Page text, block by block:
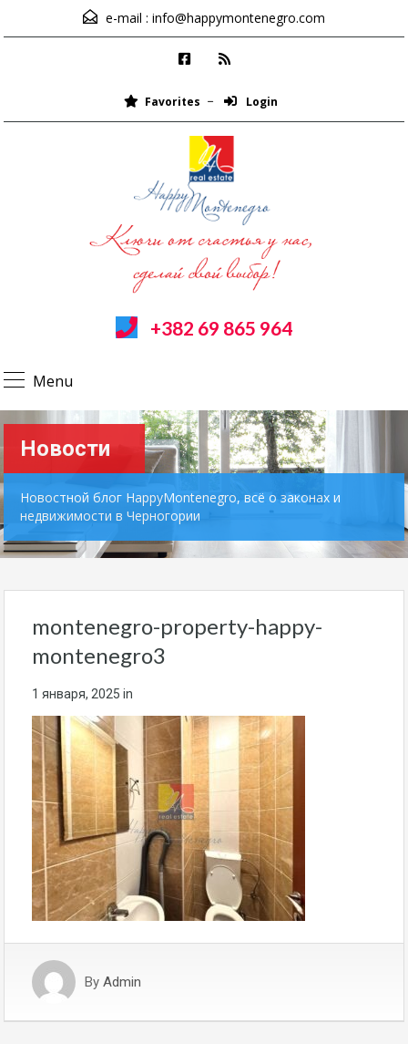
e-mail : info@happymontenegro.com
Favorites Login
+382 69 865 964
Menu
Новости
Новостной блог HappyMontenegro, всё о законах и
недвижимости в Черногории
montenegro-property-happy-
montenegro3
1 января, 2025 in
By Admin